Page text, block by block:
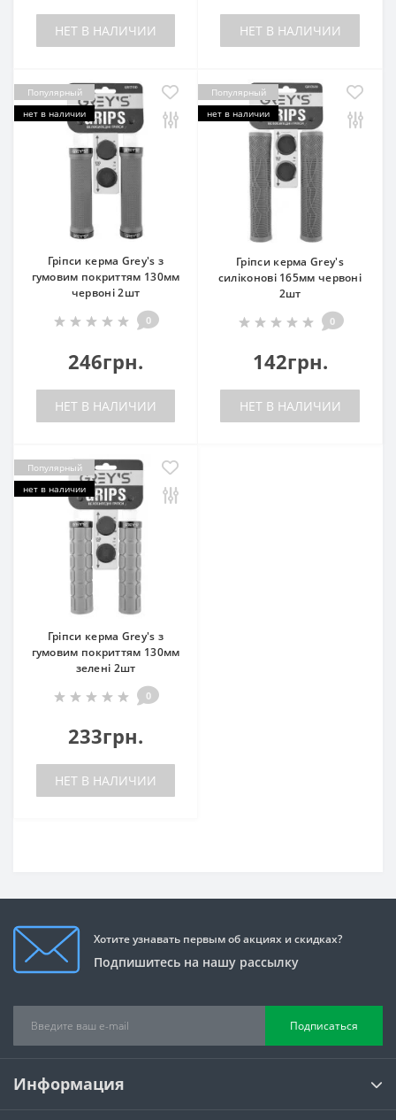
НЕТ В НАЛИЧИИ НЕТ В НАЛИЧИИ
Популярный
нет в наличии
Гріпси керма Grey's з
гумовим покриттям 130мм
червоні 2шт
0
246грн.
НЕТ В НАЛИЧИИ
Популярный
нет в наличии
Гріпси керма Grey's
силіконові 165мм червоні
2шт
0
142грн.
НЕТ В НАЛИЧИИ
Популярный
нет в наличии
Гріпси керма Grey's з
гумовим покриттям 130мм
зелені 2шт
0
233грн.
НЕТ В НАЛИЧИИ
Хотите узнавать первым об акциях и скидках?
Подпишитесь на нашу рассылку
Подписаться
Информация